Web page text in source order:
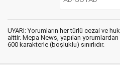
UYARI: Yorumların her türlü cezai ve
aittir. Mepa News, yapılan
600 karakterle (boşluklu) sınırlıdır.